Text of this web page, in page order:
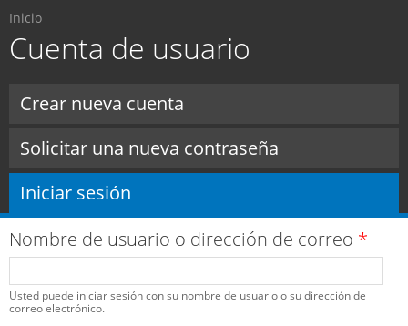
principal
Usted está aquí
Inicio
Cuenta de usuario
Crear nueva cuenta
Solicitar una nueva contraseña
Iniciar sesión
Nombre de usuario o dirección de correo *
Usted puede iniciar sesión con su nombre de usuario o su dirección de
correo electrónico.